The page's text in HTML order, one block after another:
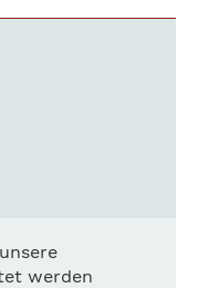
werden